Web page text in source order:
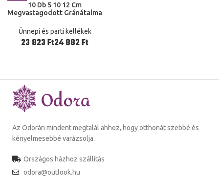
10 Db 5 10 12 Cm
Megvastagodott Gránátalma
Dekoráció Szoba Hálószoba
Dekoráció Kellékek
Ünnepi és parti kellékek
Ft Ft
Az Odorán mindent megtalál ahhoz, hogy otthonát szebbé és
kényelmesebbé varázsolja.
Országos házhoz szállítás
odora@outlook.hu